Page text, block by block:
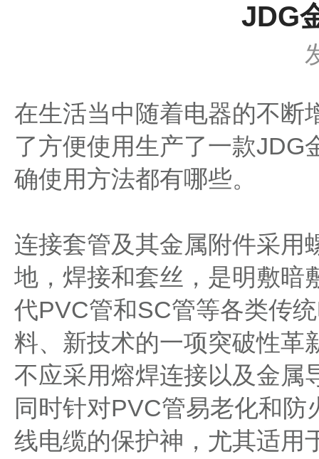
JDG
在生活当中随着电器的不断
了方便使用生产了一款JDG
确使用方法都有哪些。
连接套管及其金属附件采用
地，焊接和套丝，是明敷暗
代PVC管和SC管等各类传
料、新技术的一项突破性革
不应采用熔焊连接以及金属
同时针对PVC管易老化和
线电缆的保护神，尤其适用